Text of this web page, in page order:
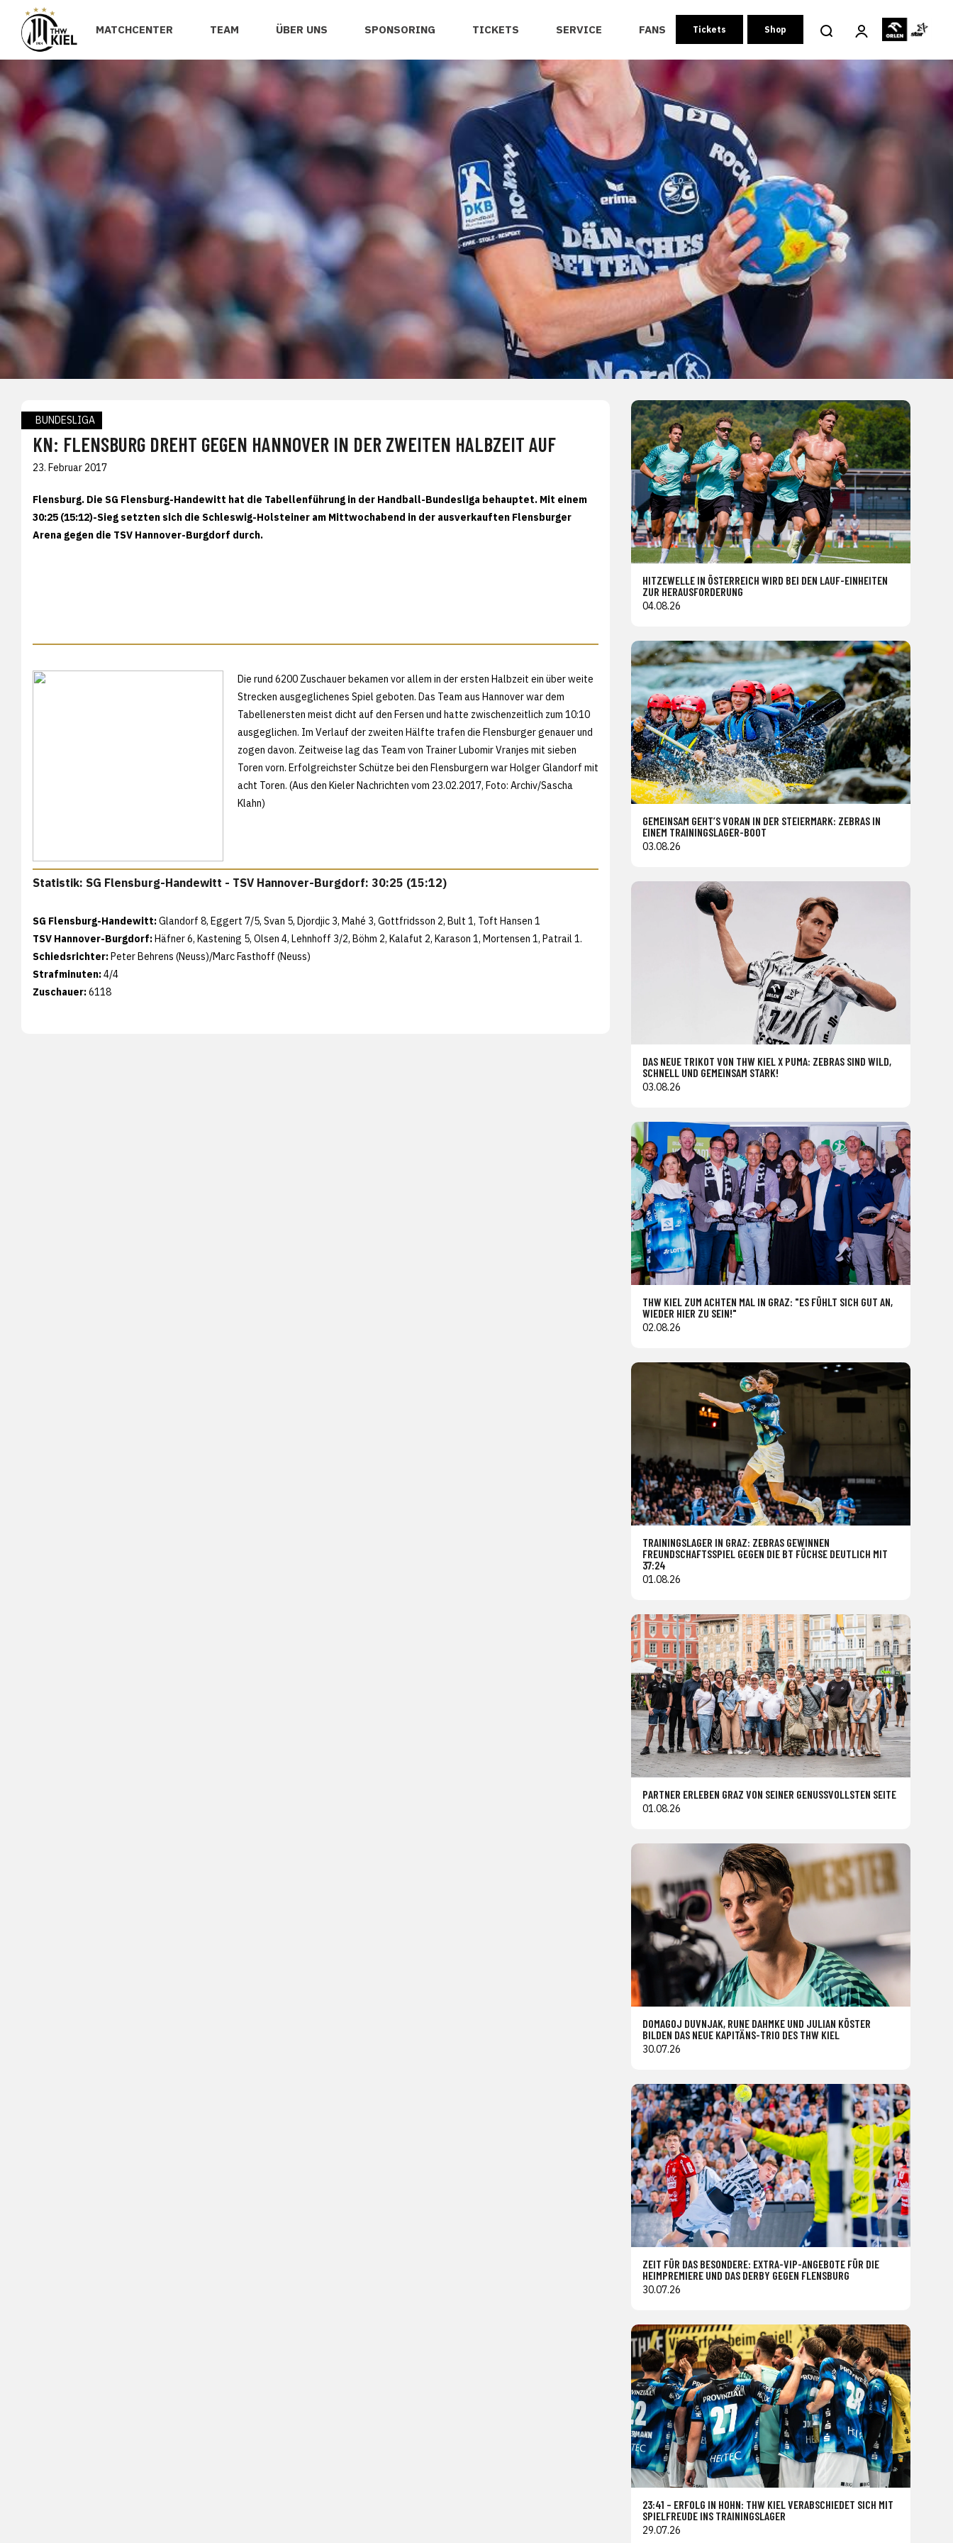
MATCHCENTER TEAM ÜBER UNS SPONSORING TICKETS SERVICE FANS Tickets Shop
BUNDESLIGA
KN: FLENSBURG DREHT GEGEN HANNOVER IN DER ZWEITEN HALBZEIT AUF
23. Februar 2017
Flensburg. Die SG Flensburg-Handewitt hat die Tabellenführung in der Handball-Bundesliga behauptet. Mit einem
30:25 (15:12)-Sieg setzten sich die Schleswig-Holsteiner am Mittwochabend in der ausverkauften Flensburger
Arena gegen die TSV Hannover-Burgdorf durch.
Die rund 6200 Zuschauer bekamen vor allem in der ersten Halbzeit ein über weite
Strecken ausgeglichenes Spiel geboten. Das Team aus Hannover war dem
Tabellenersten meist dicht auf den Fersen und hatte zwischenzeitlich zum 10:10
ausgeglichen. Im Verlauf der zweiten Hälfte trafen die Flensburger genauer und
zogen davon. Zeitweise lag das Team von Trainer Lubomir Vranjes mit sieben
Toren vorn. Erfolgreichster Schütze bei den Flensburgern war Holger Glandorf mit
acht Toren. (Aus den Kieler Nachrichten vom 23.02.2017, Foto: Archiv/Sascha
Klahn)
Statistik: SG Flensburg-Handewitt - TSV Hannover-Burgdorf: 30:25 (15:12)
SG Flensburg-Handewitt:Glandorf 8, Eggert 7/5, Svan 5, Djordjic 3, Mahé 3, Gottfridsson 2, Bult 1, Toft Hansen 1
TSV Hannover-Burgdorf:Häfner 6, Kastening 5, Olsen 4, Lehnhoff 3/2, Böhm 2, Kalafut 2, Karason 1, Mortensen 1, Patrail 1.
Schiedsrichter:Peter Behrens (Neuss)/Marc Fasthoff (Neuss)
Strafminuten:4/4
Zuschauer:6118
HITZEWELLE IN ÖSTERREICH WIRD BEI DEN LAUF-EINHEITEN
ZUR HERAUSFORDERUNG
04.08.26
GEMEINSAM GEHT’S VORAN IN DER STEIERMARK: ZEBRAS IN
EINEM TRAININGSLAGER-BOOT
03.08.26
DAS NEUE TRIKOT VON THW KIEL X PUMA: ZEBRAS SIND WILD,
SCHNELL UND GEMEINSAM STARK!
03.08.26
THW KIEL ZUM ACHTEN MAL IN GRAZ: "ES FÜHLT SICH GUT AN,
WIEDER HIER ZU SEIN!"
02.08.26
TRAININGSLAGER IN GRAZ: ZEBRAS GEWINNEN
FREUNDSCHAFTSSPIEL GEGEN DIE BT FÜCHSE DEUTLICH MIT
37:24
01.08.26
PARTNER ERLEBEN GRAZ VON SEINER GENUSSVOLLSTEN SEITE
01.08.26
DOMAGOJ DUVNJAK, RUNE DAHMKE UND JULIAN KÖSTER
BILDEN DAS NEUE KAPITÄNS-TRIO DES THW KIEL
30.07.26
ZEIT FÜR DAS BESONDERE: EXTRA-VIP-ANGEBOTE FÜR DIE
HEIMPREMIERE UND DAS DERBY GEGEN FLENSBURG
30.07.26
23:41 – ERFOLG IN HOHN: THW KIEL VERABSCHIEDET SICH MIT
SPIELFREUDE INS TRAININGSLAGER
29.07.26